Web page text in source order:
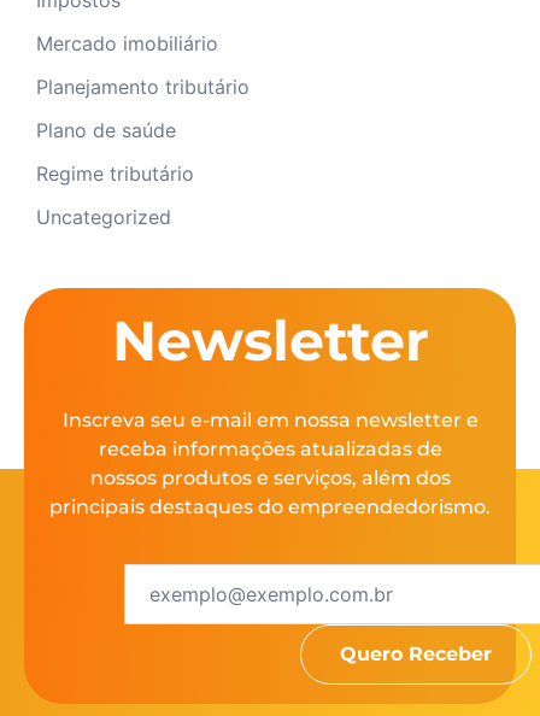
Mercado imobiliário
Planejamento tributário
Plano de saúde
Regime tributário
Uncategorized
Newsletter
Inscreva seu e-mail em nossa newsletter e
receba informações atualizadas de
nossos produtos e serviços, além dos
principais destaques do empreendedorismo.